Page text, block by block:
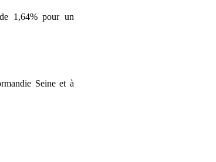
1,64% pour un
Seine et à